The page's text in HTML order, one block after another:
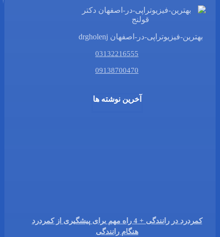
بهترین-فیزیوتراپی-در-اصفهان drgholenj
03132216555
09138700470
آخرین نوشته ها
کمردرد در رانندگی + 4 راه مهم برای پیشگیری از کمردرد
هنگام رانندگی